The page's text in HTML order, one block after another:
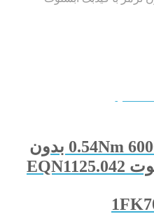
سرووموتور 0.54Nm 6000 rpm بدون
ترمز با فیدبک ابسلوت EQN1125.042